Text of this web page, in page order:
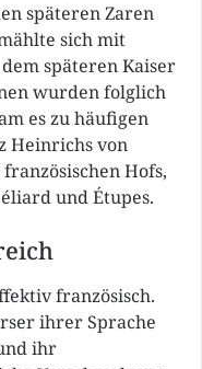
späteren Zaren
sich mit
späteren Kaiser
wurden folglich
es zu häufigen
Heinrichs von
Hofs,
und Étupes.
französisch.
ihrer Sprache
ihr